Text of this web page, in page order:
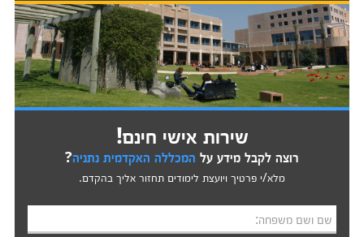
שירות אישי חינם!
רוצה לקבל מידע על המכללה האקדמית נתניה?
מלא/י פרטיך ויועצת לימודים תחזור אליך בהקדם.
שם ושם משפחה: